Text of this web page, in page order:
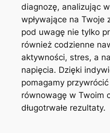
diagnozę, analizując
wpływające na Twoje
pod uwagę nie tylko
również codzienne
aktywności, stres, a
napięcia. Dzięki
pomagamy
równowagę w Twoim
długotrwałe rezultaty.